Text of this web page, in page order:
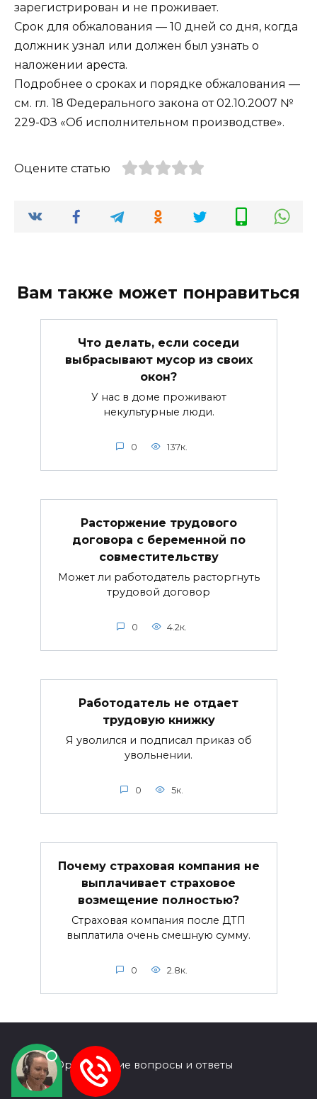
зарегистрирован и не проживает.
Срок для обжалования — 10 дней со дня, когда
должник узнал или должен был узнать о
наложении ареста.
Подробнее о сроках и порядке обжалования —
см. гл. 18 Федерального закона от 02.10.2007 №
229-ФЗ «Об исполнительном производстве».
Оцените статью
Вам также может понравиться
Что делать, если соседи
выбрасывают мусор из своих
окон?
У нас в доме проживают
некультурные люди.
0 137к.
Расторжение трудового
договора с беременной по
совместительству
Может ли работодатель расторгнуть
трудовой договор
0 4.2к.
Работодатель не отдает
трудовую книжку
Я уволился и подписал приказ об
увольнении.
0 5к.
Почему страховая компания не
выплачивает страховое
возмещение полностью?
Страховая компания после ДТП
выплатила очень смешную сумму.
0 2.8к.
© 2026 Юридические вопросы и ответы